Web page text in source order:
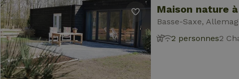
Maison nature
Basse-Saxe,
2 personnes2